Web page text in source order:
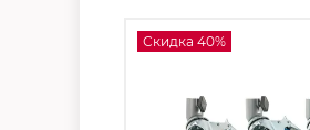
Скидка 40%